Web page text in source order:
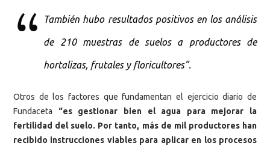
También hubo resultados positivos en los análisis
de 210 muestras de suelos a productores de
hortalizas, frutales y floricultores”.
Otros de los factores que fundamentan el ejercicio diario de
Fundaceta “es gestionar bien el agua para mejorar la
fertilidad del suelo. Por tanto, más de mil productores han
recibido instrucciones viables para aplicar en los procesos